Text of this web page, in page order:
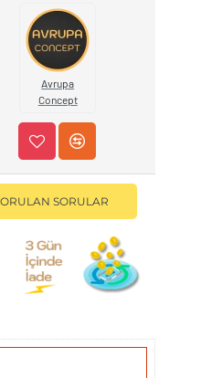
Avrupa
Concept
SORULAR